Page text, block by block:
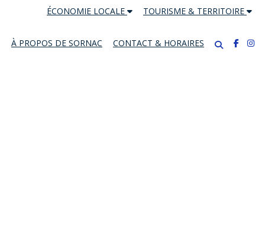
ÉCONOMIE LOCALE TOURISME & TERRITOIRE
À PROPOS DE SORNAC CONTACT & HORAIRES